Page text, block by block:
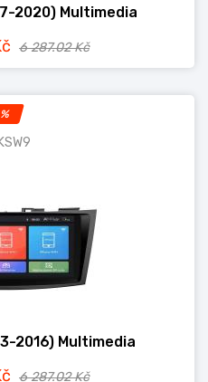
2020) Multimedia
6 287.02 Kč
%
2016) Multimedia
6 287.02 Kč